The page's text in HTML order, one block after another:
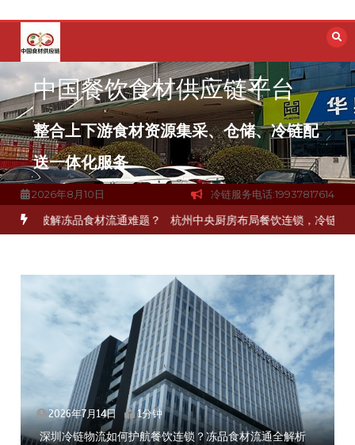
容
中国餐饮食材供应链平台
整合上下游食材资源集采、仓储、冷链配
送一体化服务
2026年8月10日 冷链服务电话:19937817614
解冻品食材流通难题？ 杭州中央厨房布局餐饮连锁，冷链配送如何打
2026年7月14日 1分钟
深圳冷链物流如何护航餐饮连锁？冻品食材流通全解析